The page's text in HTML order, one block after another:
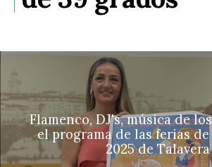
Flamenco, DJ's, música de
el programa de las ferias
2025 de Talavera